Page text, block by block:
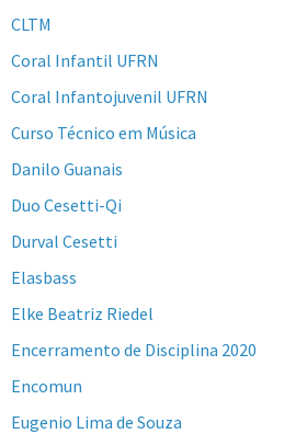
CLTM
Coral Infantil UFRN
Coral Infantojuvenil UFRN
Curso Técnico em Música
Danilo Guanais
Duo Cesetti-Qi
Durval Cesetti
Elasbass
Elke Beatriz Riedel
Encerramento de Disciplina 2020
Encomun
Eugenio Lima de Souza